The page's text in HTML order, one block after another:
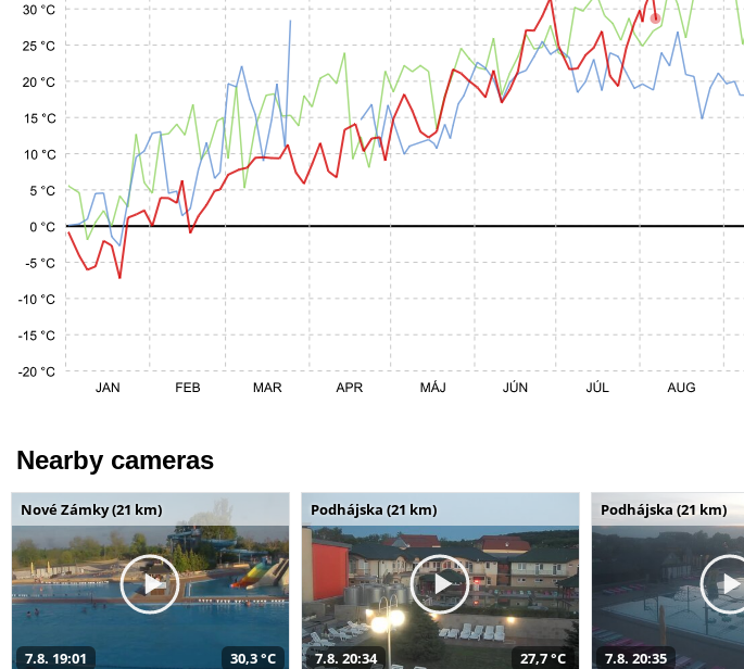
Nearby cameras
Nové Zámky (21 km)
7.8. 19:01 30,3 °C
Podhájska (21 km)
7.8. 20:34 27,7 °C
Podhájska (21 km)
7.8. 20:35